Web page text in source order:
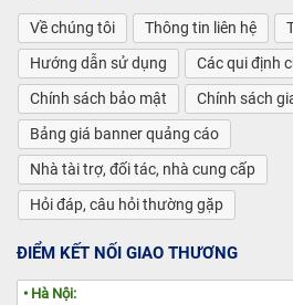
Về chúng tôi Thông tin liên hệ
Hướng dẫn sử dụng
Các qui định
Chính sách bảo mật
Chính sách
Bảng giá banner quảng cáo
Nhà tài trợ, đối tác, nhà cung cấp
Hỏi đáp, câu hỏi thường gặp
ĐIỂM KẾT NỐI GIAO THƯƠNG
• Hà Nội: